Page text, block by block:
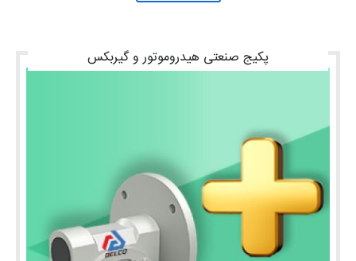
پکیج صنعتی هیدروموتور و گیربکس